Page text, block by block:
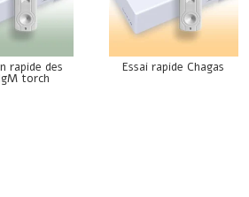
rapide des
torch
Essai rapide Chagas